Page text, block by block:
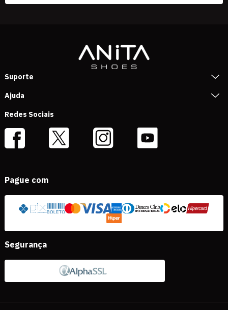
Suporte
Ajuda
Redes Sociais
Pague com
Segurança